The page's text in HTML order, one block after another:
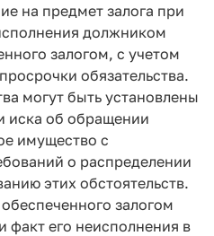
на предмет залога при
должником
залогом, с учетом
обязательства.
могут быть установлены
иска об обращении
имущество с
о распределении
этих обстоятельств.
залогом
факт его неисполнения в